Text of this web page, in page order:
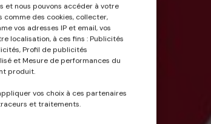
et nous pouvons accéder à votre
des cookies, collecter,
vos adresses IP et email, vos
localisation, à ces fins : Publicités
Profil de publicités
et Mesure de performances du
produit.
vos choix à ces partenaires
et traitements.